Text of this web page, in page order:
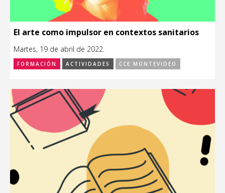
El arte como impulsor en contextos sanitarios
Martes, 19 de abril de 2022.
FORMACIÓN ACTIVIDADES CCE MONTEVIDEO